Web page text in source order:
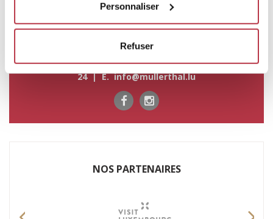
Personnaliser
Refuser
Pour tout renseignement ou information n'hésitez pas à
nous contacter par :T. +352 72 04 57-1 | F. +352 72 75
24 | E.info@mullerthal.lu
NOS P​ARTENAIRES